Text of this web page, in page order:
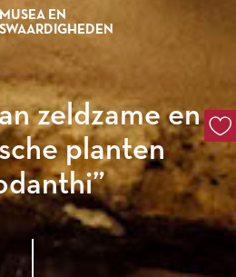
MUSEA EN
zeldzame en
planten